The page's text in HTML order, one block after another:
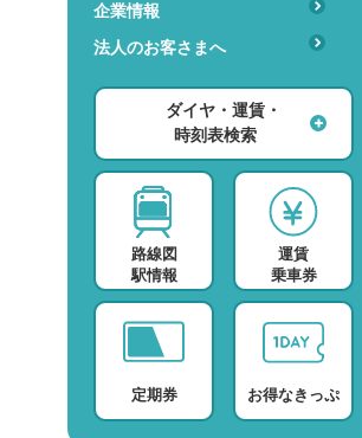
駅のサービス一覧
ダイヤ検索
運賃検索
時刻表検索
検索に関する注意事項
よくある質問・FAQ
ホテル・旅行
ショッピング・グルメ
交通
レンタル・駐輪場
スポーツ・スクール
プロバイダー
デイサービス
企業情報
法人のお客さまへ
路線図
駅情報
運賃
乗車券
定期券 お得なきっぷ
ダイヤ・運賃・
時刻表検索
時
詳細設定